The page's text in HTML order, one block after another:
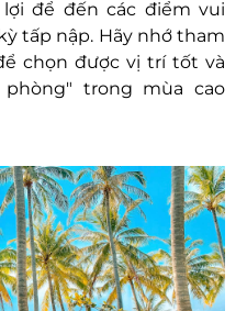
để đến các điểm vui
tấp nập. Hãy nhớ tham
chọn được vị trí tốt và
trong mùa cao